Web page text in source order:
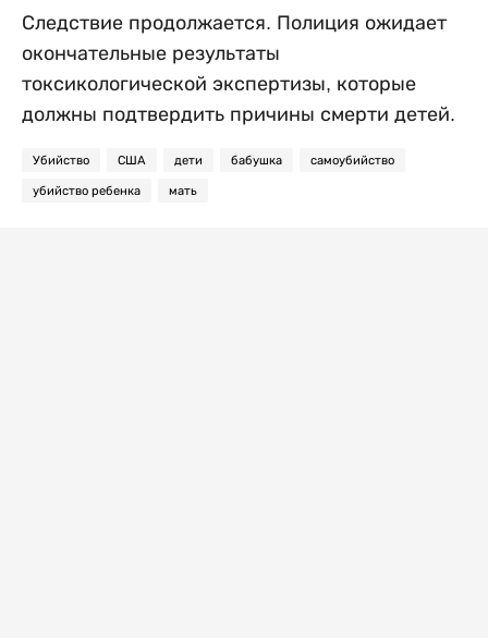
Следствие продолжается. Полиция ожидает
окончательные результаты
токсикологической экспертизы, которые
должны подтвердить причины смерти детей.
Убийство США дети бабушка самоубийство
убийство ребенка мать